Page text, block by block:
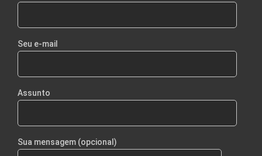
Seu e-mail
Assunto
Sua mensagem (opcional)